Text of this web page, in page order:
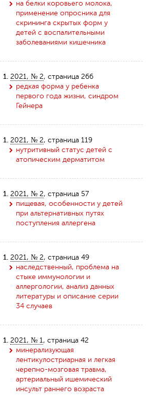
на белки коровьего молока,
применение опросника для
скрининга скрытых форм у
детей с воспалительными
заболеваниями кишечника
1. 2021, № 2, страница 266
редкая форма у ребенка
первого года жизни, синдром
Гейнера
1. 2021, № 2, страница 119
нутритивный статус детей с
атопическим дерматитом
1. 2021, № 2, страница 57
пищевая, особенности у детей
при альтернативных путях
поступления аллергена
1. 2021, № 2, страница 49
наследственный, проблема на
стыке иммунологии и
аллергологии, анализ данных
литературы и описание серии
34 случаев
1. 2021, № 1, страница 42
минерализующая
лентикулостриарная и легкая
черепно-мозговая травма,
артериальный ишемический
инсульт раннего возраста